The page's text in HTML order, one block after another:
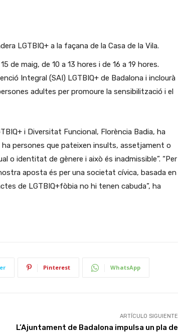
LGTBIQ+ a la façana de la Casa de la Vila.
de maig, de 10 a 13 hores i de 16 a 19 hores.
Integral (SAI) LGTBIQ+ de Badalona i inclourà
adultes per promoure la sensibilització i el
i Diversitat Funcional, Florència Badia, ha
persones que pateixen insults, assetjament o
o identitat de gènere i això és inadmissible”. “Per
aposta és per una societat cívica, basada en
de LGTBIQ+fòbia no hi tenen cabuda”, ha
Pinterest WhatsApp
ARTÍCULO SIGUIENTE
L’Ajuntament de Badalona impulsa un pla de